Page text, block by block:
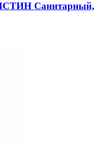
Санитарный,